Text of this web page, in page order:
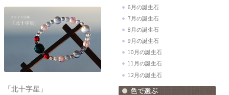
「北十字星」
6月の誕生石
7月の誕生石
8月の誕生石
9月の誕生石
10月の誕生石
11月の誕生石
12月の誕生石